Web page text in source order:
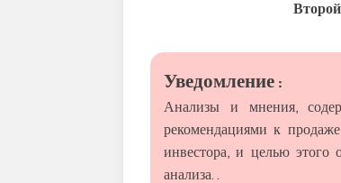
Уведомление :
Анализы и мнения,
рекомендациями к
инвестора, и целью этого
анализа. .